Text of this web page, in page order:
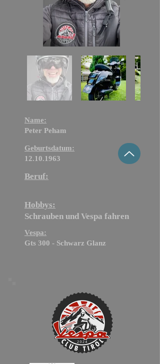
Name:
Peter Peham
Geburtsdatum:
12.10.1963
Beruf:
Hobbys:
Schrauben und Vespa fahren
Vespa:
Gts 300 - Schwarz Glanz